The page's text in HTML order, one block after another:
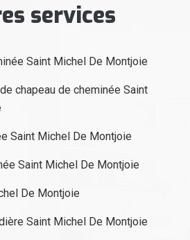
services
Saint Michel De Montjoie
chapeau de cheminée Saint
Saint Michel De Montjoie
Saint Michel De Montjoie
De Montjoie
Saint Michel De Montjoie